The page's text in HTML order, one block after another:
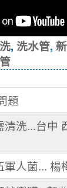
, 洗水管,
題
清洗...台中
軍人菌... 楊